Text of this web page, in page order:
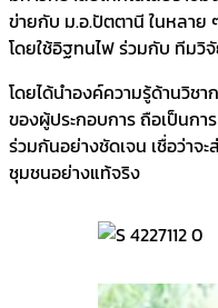
ข่ายกับ ม.อ.ปัตตานี ในหลาย
โดยใช้อิฐทนไฟ ร่วมกับ ทีมวิ
โดยได้นำองค์ความรู้ด้านวิชา
ของผู้ประกอบการ ถือเป็นก
ร่วมกันอย่างชัดเจน เชื่อว่าจ
ชุมชนอย่างแท้จริง